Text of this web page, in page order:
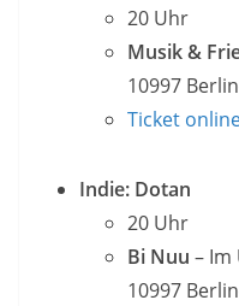
20 Uhr
Musik &
10997
Ticket
Indie: Dotan
20 Uhr
Bi Nuu – Im
10997